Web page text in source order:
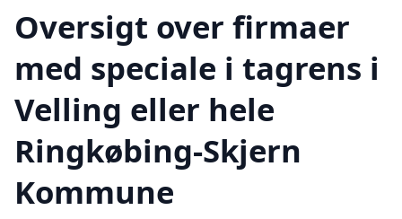
Oversigt over firmaer
med speciale i tagrens i
Velling eller hele
Ringkøbing-Skjern
Kommune